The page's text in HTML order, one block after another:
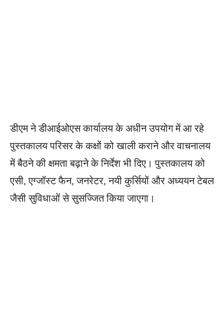
डीएम ने डीआईओएस कार्यालय के अधीन उपयोग में आ रहे
पुस्तकालय परिसर के कक्षों को खाली कराने और वाचनालय
में बैठने की क्षमता बढ़ाने के निर्देश भी दिए। पुस्तकालय को
एसी, एग्जॉस्ट फैन, जनरेटर, नयी कुर्सियों और अध्ययन टेबल
जैसी सुविधाओं से सुसज्जित किया जाएगा।